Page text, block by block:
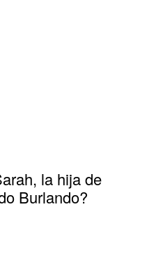
la hija de
Burlando?